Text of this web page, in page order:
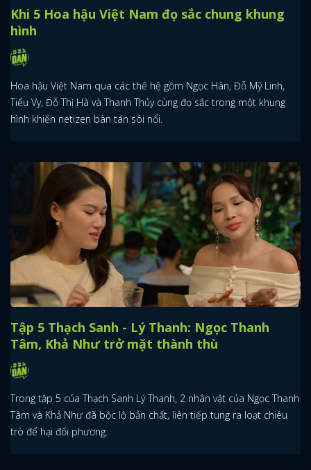
Khi 5 Hoa hậu Việt Nam đọ sắc chung khung
hình
Hoa hậu Việt Nam qua các thế hệ gồm Ngọc Hân, Đỗ Mỹ Linh,
Tiểu Vy, Đỗ Thị Hà và Thanh Thủy cùng đọ sắc trong một khung
hình khiến netizen bàn tán sôi nổi.
Tập 5 Thạch Sanh - Lý Thanh: Ngọc Thanh
Tâm, Khả Như trở mặt thành thù
Trong tập 5 của Thạch Sanh Lý Thanh, 2 nhân vật của Ngọc Thanh
Tâm và Khả Như đã bộc lộ bản chất, liên tiếp tung ra loạt chiêu
trò để hại đối phương.